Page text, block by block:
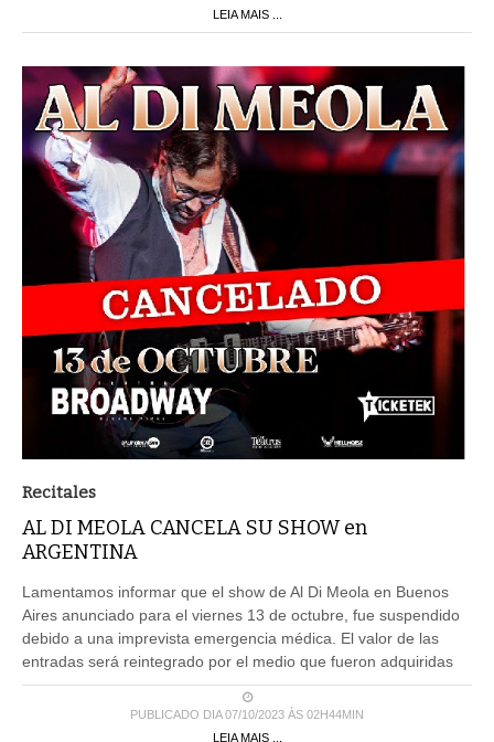
LEIA MAIS ...
Recitales
AL DI MEOLA CANCELA SU SHOW en
ARGENTINA
Lamentamos informar que el show de Al Di Meola en Buenos
Aires anunciado para el viernes 13 de octubre, fue suspendido
debido a una imprevista emergencia médica. El valor de las
entradas será reintegrado por el medio que fueron adquiridas
PUBLICADO DIA 07/10/2023 ÀS 02H44MIN
LEIA MAIS ...